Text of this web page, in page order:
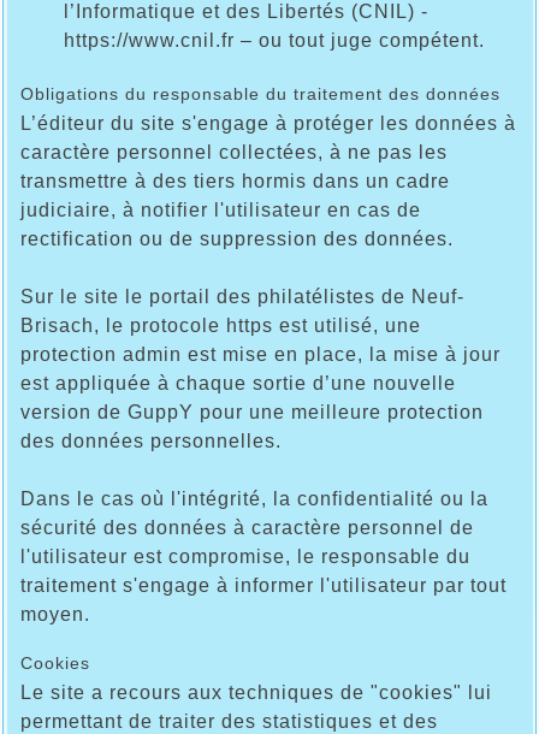
l’Informatique et des Libertés (CNIL) -
https://www.cnil.fr – ou tout juge compétent.
Obligations du responsable du traitement des données
L’éditeur du site s'engage à protéger les données à
caractère personnel collectées, à ne pas les
transmettre à des tiers hormis dans un cadre
judiciaire, à notifier l'utilisateur en cas de
rectification ou de suppression des données.
Sur le site le portail des philatélistes de Neuf-
Brisach, le protocole https est utilisé, une
protection admin est mise en place, la mise à jour
est appliquée à chaque sortie d’une nouvelle
version de GuppY pour une meilleure protection
des données personnelles.
Dans le cas où l'intégrité, la confidentialité ou la
sécurité des données à caractère personnel de
l'utilisateur est compromise, le responsable du
traitement s'engage à informer l'utilisateur par tout
moyen.
Cookies
Le site a recours aux techniques de "cookies" lui
permettant de traiter des statistiques et des